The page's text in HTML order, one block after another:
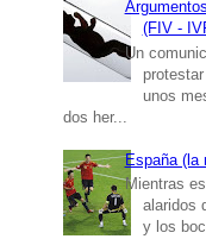
(FIV -
Un
unos
dos her...
España (la
Mientras
alaridos
y los